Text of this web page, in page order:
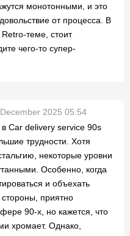
монотонными, и это
от процесса. В
теме, стоит
чего-то супер-
2025 05:54
Car delivery service 90s
трудности. Хотя
некоторые уровни
Особенно, когда
и объехать
приятно
90-х, но кажется, что
хромает. Однако,